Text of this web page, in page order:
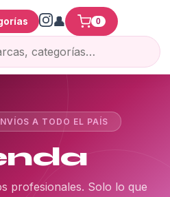
0
A TODO EL PAÍS
profesionales. Solo lo que